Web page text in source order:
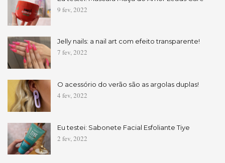
9 fev, 2022
Jelly nails: a nail art com efeito transparente!
7 fev, 2022
O acessório do verão são as argolas duplas!
4 fev, 2022
Eu testei: Sabonete Facial Esfoliante Tiye
2 fev, 2022